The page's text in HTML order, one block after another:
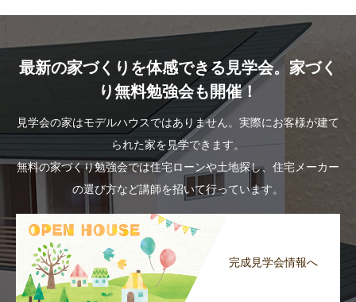
最新の家づくりを体感できる見学会。家づく
り無料勉強会も開催！
見学会の家はモデルハウスではありません。実際にお客様が建て
られた家を見学できます。
無料の家づくり勉強会では住宅ローンや土地探し、住宅メーカー
の選び方など講師を招いて行っています。
完成見学会情報へ